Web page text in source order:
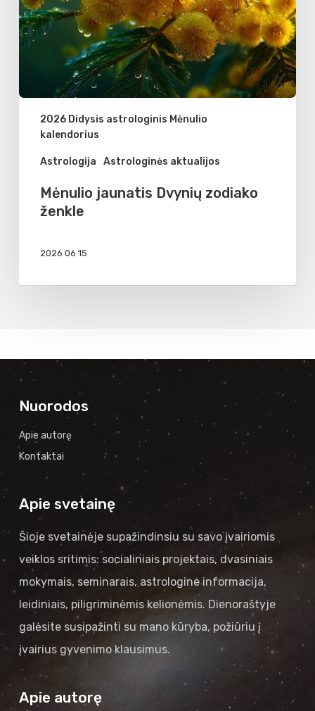
2026 Didysis astrologinis Mėnulio
kalendorius
Astrologija Astrologinės aktualijos
ženkle
Mėnulio jaunatis Dvynių zodiako
ženkle
2026 06 15
Nuorodos
Apie autorę
Kontaktai
Apie svetainę
Šioje svetainėje supažindinsiu su savo įvairiomis
veiklos sritimis: socialiniais projektais, dvasiniais
mokymais, seminarais, astrologine informacija,
leidiniais, piligriminėmis kelionėmis. Dienoraštyje
galėsite susipažinti su mano kūryba, požiūriu į
įvairius gyvenimo klausimus.
Apie autorę